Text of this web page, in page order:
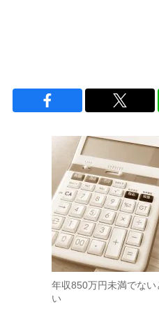
年収850万円未満でな
い